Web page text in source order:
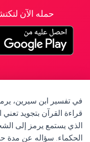
حمله الآن
في تفسير ابن سيرين،
قراءة القرآن بتجويد تعني
الذي يستمع يرمز إلى
الحكماء. سؤاله عن مدة